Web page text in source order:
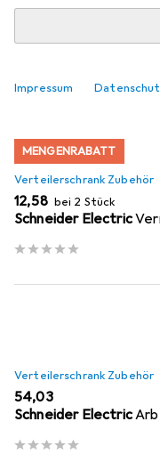
Impressum
Verteilerschrank
Relevanz
MENGENRABATT
Verteilerschrank Zubehör
EUR
12,58 bei 2 Stück
Schneider Electric
Verteilerschrank Zubehör
EUR
54,03
Schneider Electric